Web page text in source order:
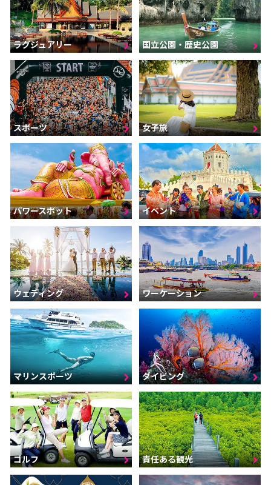
ラグジュアリー 国立公園・歴史公園
スポーツ 女子旅
パワースポット イベント
ウェディング ワーケーション
マリンスポーツ ダイビング
ゴルフ 責任ある観光